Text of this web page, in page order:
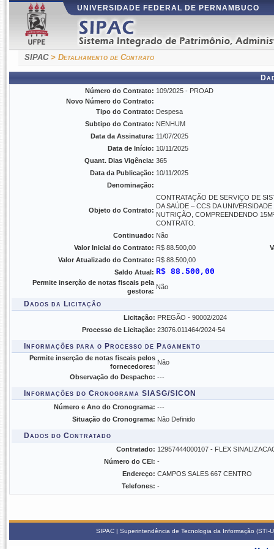
UNIVERSIDADE FEDERAL DE PERNAMBUCO
SIPAC> Detalhamento de Contrato
Número do Contrato: 109/2025 - PROAD
Novo Número do Contrato:
Tipo do Contrato: Despesa
Subtipo do Contrato: NENHUM
Data da Assinatura: 11/07/2025
Data de Início: 10/11/2025
Quant. Dias Vigência: 365
Data da Publicação: 10/11/2025
Denominação:
Objeto do Contrato:
CONTRATAÇÃO DE SERVIÇO DE
DA SAÚDE – CCS DA
NUTRIÇÃO, COMPREENDENDO
CONTRATO.
Continuado: Não
Valor Inicial do Contrato: R$ 88.500,00
Valor Atualizado do Contrato: R$ 88.500,00
Saldo Atual: R$ 88.500,00
Permite inserção de notas fiscais pela
gestora:
Não
Dados da Licitação
Licitação: PREGÃO - 90002/2024
Processo de Licitação: 23076.011464/2024-54
Informações para o Processo de Pagamento
Permite inserção de notas fiscais pelos
fornecedores:
Não
Observação do Despacho: ---
Informações do Cronograma SIASG/SICON
Número e Ano do Cronograma: ---
Situação do Cronograma: Não Definido
Dados do Contratado
Contratado: 12957444000107 - FLEX
Número do CEI: -
Endereço: CAMPOS SALES 667 CENTRO
Telefones: -
SIPAC | Superintendência de Tecnologia da Informação